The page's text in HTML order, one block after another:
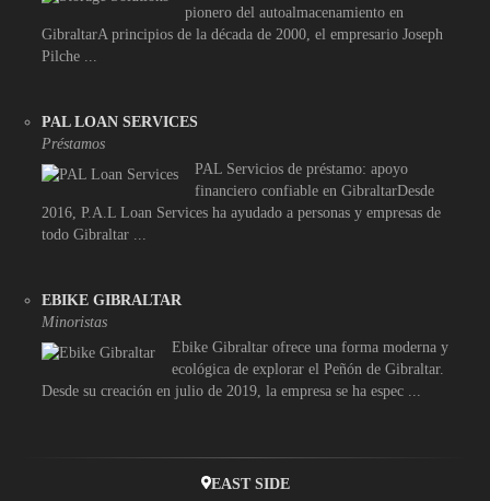
pionero del autoalmacenamiento en
GibraltarA principios de la década de 2000, el empresario Joseph
Pilche ...
PAL LOAN SERVICES
Préstamos
PAL Servicios de préstamo: apoyo
financiero confiable en GibraltarDesde
2016, P.A.L Loan Services ha ayudado a personas y empresas de
todo Gibraltar ...
EBIKE GIBRALTAR
Minoristas
Ebike Gibraltar ofrece una forma moderna y
ecológica de explorar el Peñón de Gibraltar.
Desde su creación en julio de 2019, la empresa se ha espec ...
EAST SIDE